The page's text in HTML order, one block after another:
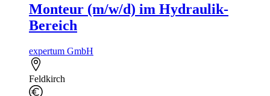
Monteur (m/w/d) im Hydraulik-
Bereich
expertum GmbH
Feldkirch